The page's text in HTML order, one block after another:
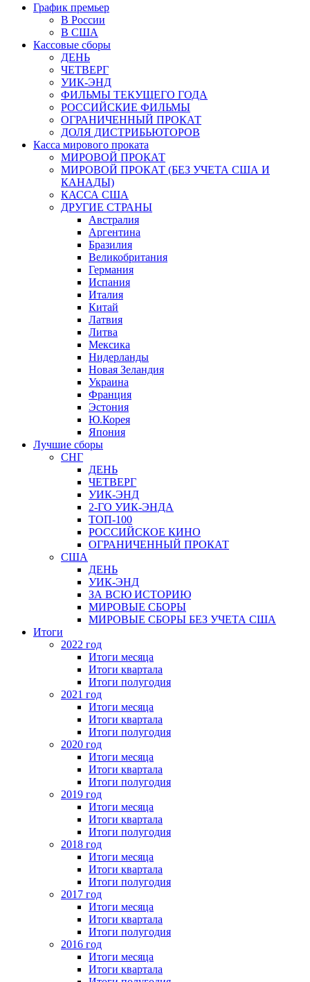
График премьер
В России
В США
Кассовые сборы
ДЕНЬ
ЧЕТВЕРГ
УИК-ЭНД
ФИЛЬМЫ ТЕКУЩЕГО ГОДА
РОССИЙСКИЕ ФИЛЬМЫ
ОГРАНИЧЕННЫЙ ПРОКАТ
ДОЛЯ ДИСТРИБЬЮТОРОВ
Касса мирового проката
МИРОВОЙ ПРОКАТ
МИРОВОЙ ПРОКАТ (БЕЗ УЧЕТА США И
КАНАДЫ)
КАССА США
ДРУГИЕ СТРАНЫ
Австралия
Аргентина
Бразилия
Великобритания
Германия
Испания
Италия
Китай
Латвия
Литва
Мексика
Нидерланды
Новая Зеландия
Украина
Франция
Эстония
Ю.Корея
Япония
Лучшие сборы
СНГ
ДЕНЬ
ЧЕТВЕРГ
УИК-ЭНД
2-ГО УИК-ЭНДА
ТОП-100
РОССИЙСКОЕ КИНО
ОГРАНИЧЕННЫЙ ПРОКАТ
США
ДЕНЬ
УИК-ЭНД
ЗА ВСЮ ИСТОРИЮ
МИРОВЫЕ СБОРЫ
МИРОВЫЕ СБОРЫ БЕЗ УЧЕТА США
Итоги
2022 год
Итоги месяца
Итоги квартала
Итоги полугодия
2021 год
Итоги месяца
Итоги квартала
Итоги полугодия
2020 год
Итоги месяца
Итоги квартала
Итоги полугодия
2019 год
Итоги месяца
Итоги квартала
Итоги полугодия
2018 год
Итоги месяца
Итоги квартала
Итоги полугодия
2017 год
Итоги месяца
Итоги квартала
Итоги полугодия
2016 год
Итоги месяца
Итоги квартала